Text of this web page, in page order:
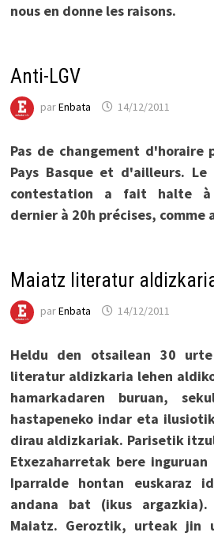
nous en donne les raisons.
Anti-LGV
parEnbata 14/12/2011
Pas de changement d'horaire
Pays Basque et d'ailleurs.
contestation a fait halte à
dernier à 20h précises, comme
Maiatz literatur
parEnbata 14/12/2011
Heldu den otsailean 30
literatur aldizkaria lehen
hamarkadaren buruan,
hastapeneko indar eta
dirau aldizkariak. Parisetik
Etxezaharretak bere
Iparralde hontan euskaraz
andana bat (ikus
Maiatz. Geroztik, urteak jin